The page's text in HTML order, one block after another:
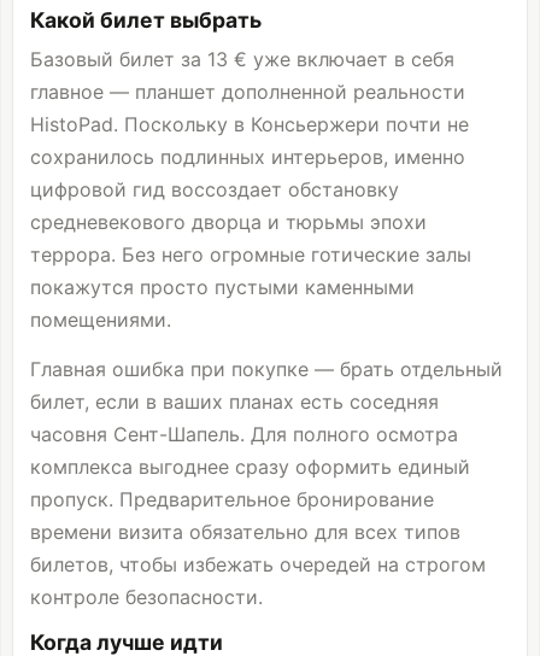
Какой билет выбрать
Базовый билет за 13 € уже включает в себя
главное — планшет дополненной реальности
HistoPad. Поскольку в Консьержери почти не
сохранилось подлинных интерьеров, именно
цифровой гид воссоздает обстановку
средневекового дворца и тюрьмы эпохи
террора. Без него огромные готические залы
покажутся просто пустыми каменными
помещениями.
Главная ошибка при покупке — брать отдельный
билет, если в ваших планах есть соседняя
часовня Сент-Шапель. Для полного осмотра
комплекса выгоднее сразу оформить единый
пропуск. Предварительное бронирование
времени визита обязательно для всех типов
билетов, чтобы избежать очередей на строгом
контроле безопасности.
Когда лучше идти